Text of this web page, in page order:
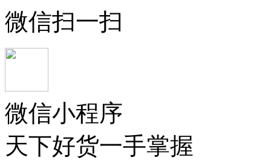
微信扫一扫
微信小程序
天下好货一手掌握